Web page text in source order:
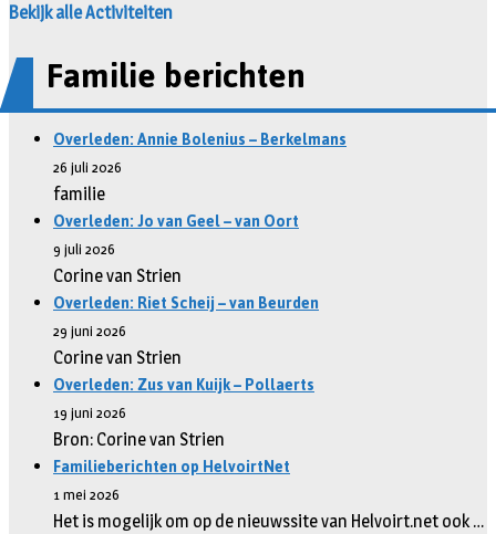
Bekijk alle Activiteiten
Familie berichten
Overleden: Annie Bolenius – Berkelmans
26 juli 2026
familie
Overleden: Jo van Geel – van Oort
9 juli 2026
Corine van Strien
Overleden: Riet Scheij – van Beurden
29 juni 2026
Corine van Strien
Overleden: Zus van Kuijk – Pollaerts
19 juni 2026
Bron: Corine van Strien
Familieberichten op HelvoirtNet
1 mei 2026
Het is mogelijk om op de nieuwssite van Helvoirt.net ook …